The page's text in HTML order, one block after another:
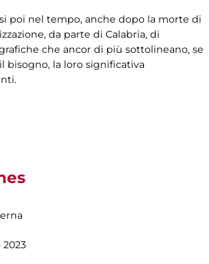
poi nel tempo, anche dopo la morte di
da parte di Calabria, di
che ancor di più sottolineano, se
bisogno, la loro significativa
2023